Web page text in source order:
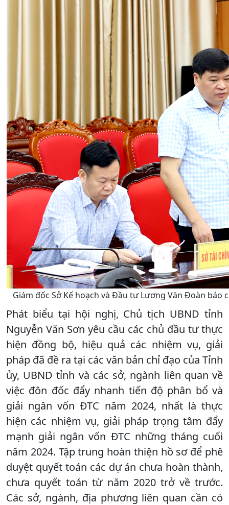
Giám đốc Sở Kế hoạch và Đầu tư Lương Văn Đoàn
Phát biểu tại hội nghị, Chủ tịch UBND tỉnh
Nguyễn Văn Sơn yêu cầu các chủ đầu tư thực
hiện đồng bộ, hiệu quả các nhiệm vụ, giải
pháp đã đề ra tại các văn bản chỉ đạo của Tỉnh
ủy, UBND tỉnh và các sở, ngành liên quan về
việc đôn đốc đẩy nhanh tiến độ phân bổ và
giải ngân vốn ĐTC năm 2024, nhất là thực
hiện các nhiệm vụ, giải pháp trọng tâm đẩy
mạnh giải ngân vốn ĐTC những tháng cuối
năm 2024. Tập trung hoàn thiện hồ sơ để phê
duyệt quyết toán các dự án chưa hoàn thành,
chưa quyết toán từ năm 2020 trở về trước.
Các sở, ngành, địa phương liên quan cần có